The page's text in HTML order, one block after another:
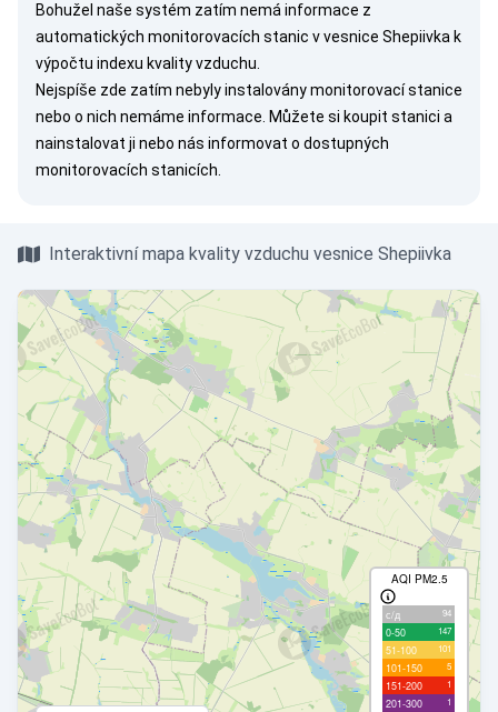
Bohužel naše systém zatím nemá informace z
automatických monitorovacích stanic v vesnice Shepiivka k
výpočtu indexu kvality vzduchu.
Nejspíše zde zatím nebyly instalovány monitorovací stanice
nebo o nich nemáme informace. Můžete si koupit stanici a
nainstalovat ji nebo nás informovat o dostupných
monitorovacích stanicích.
Interaktivní mapa kvality vzduchu vesnice Shepiivka
AQI PM2.5
с/д 94
0-50 147
51-100 101
101-150 5
151-200 1
201-300 1